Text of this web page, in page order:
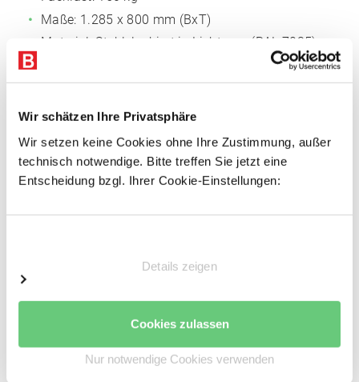
Wir schätzen Ihre Privatsphäre
Wir setzen keine Cookies ohne Ihre Zustimmung, außer
technisch notwendige. Bitte treffen Sie jetzt eine
Entscheidung bzgl. Ihrer Cookie-Einstellungen:
Details zeigen
Cookies zulassen
Nur notwendige Cookies verwenden
Maße: 1.285 x 800 mm (BxT)
Material: Stahl, lackiert in Lichtgrau (RAL 7035)
Systemlochung für steckbares Zubehör, Raster
50 mm